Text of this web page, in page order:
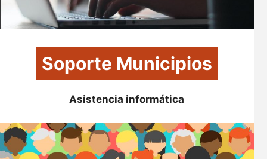
Soporte Municipios
Asistencia informática